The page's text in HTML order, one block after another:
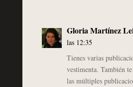
Gloria Martínez
las 12:35
Tienes varias
vestimenta. También
las múltiples